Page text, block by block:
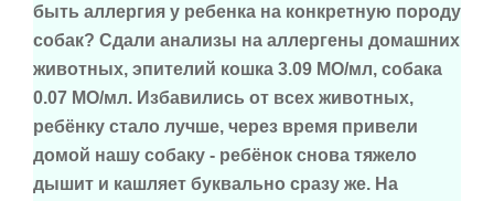
быть аллергия у ребенка на конкретную породу
собак? Сдали анализы на аллергены домашних
животных, эпителий кошка 3.09 МО/мл, собака
0.07 МО/мл. Избавились от всех животных,
ребёнку стало лучше, через время привели
домой нашу собаку - ребёнок снова тяжело
дышит и кашляет буквально сразу же. На